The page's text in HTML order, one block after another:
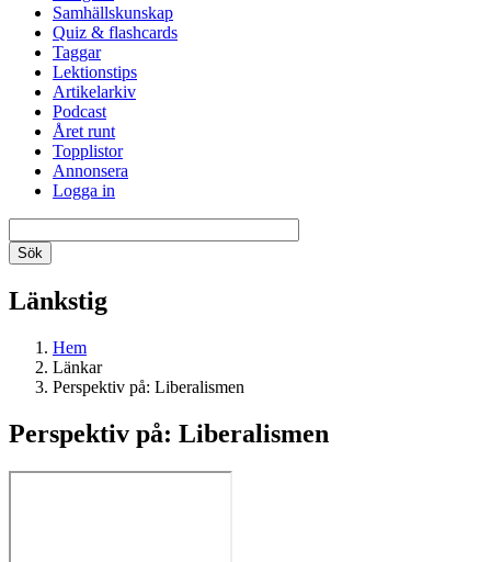
Samhällskunskap
Quiz & flashcards
Taggar
Lektionstips
Artikelarkiv
Podcast
Året runt
Topplistor
Annonsera
Logga in
Länkstig
Hem
Länkar
Perspektiv på: Liberalismen
Perspektiv på: Liberalismen